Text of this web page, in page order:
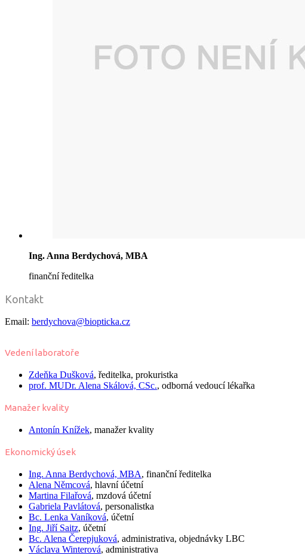
Ing. Anna Berdychová, MBA
finanční ředitelka
Kontakt
Email: berdychova@biopticka.cz
Vedení laboratoře
Zdeňka Dušková, ředitelka, prokuristka
prof. MUDr. Alena Skálová, CSc., odborná vedoucí lékařka
Manažer kvality
Antonín Knížek, manažer kvality
Ekonomický úsek
Ing. Anna Berdychová, MBA, finanční ředitelka
Alena Němcová, hlavní účetní
Martina Filařová, mzdová účetní
Gabriela Pavlátová, personalistka
Bc. Lenka Vaníková, účetní
Ing. Jiří Saitz, účetní
Bc. Alena Čerepjuková, administrativa, objednávky LBC
Václava Winterová, administrativa